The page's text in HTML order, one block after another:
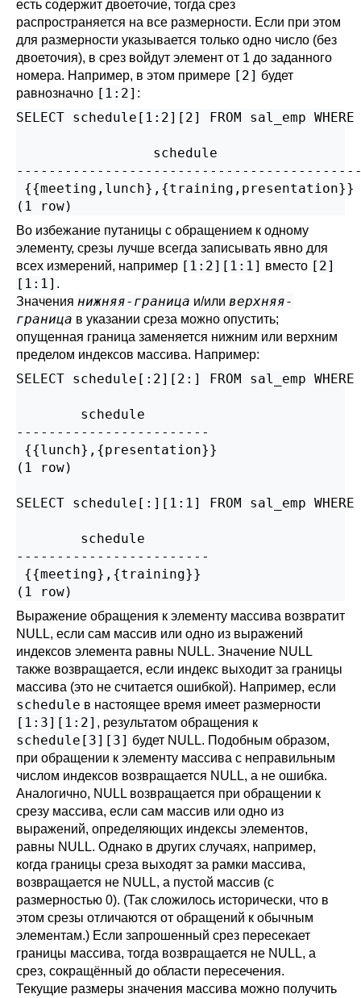
есть содержит двоеточие, тогда срез
распространяется на все размерности. Если при этом
для размерности указывается только одно число (без
двоеточия), в срез войдут элемент от 1 до заданного
номера. Например, в этом примере [2] будет
равнозначно [1:2] :
SELECT schedule[1:2][2] FROM sal_emp
                 schedule
{{meeting,lunch},{training,presentation}}
(1 row)
Во избежание путаницы с обращением к одному
элементу, срезы лучше всегда записывать явно для
всех измерений, например [1:2][1:1] вместо [2]
[1:1] .
Значения нижняя-граница и/или верхняя-
граница в указании среза можно опустить;
опущенная граница заменяется нижним или верхним
пределом индексов массива. Например:
SELECT schedule[:2][2:] FROM sal_emp
        schedule
------------------------
{{lunch},{presentation}}
(1 row)
SELECT schedule[:][1:1] FROM sal_emp
        schedule
------------------------
{{meeting},{training}}
(1 row)
Выражение обращения к элементу массива возвратит
NULL, если сам массив или одно из выражений
индексов элемента равны NULL. Значение NULL
также возвращается, если индекс выходит за границы
массива (это не считается ошибкой). Например, если
schedule в настоящее время имеет размерности
[1:3][1:2] , результатом обращения к
schedule[3][3] будет NULL. Подобным образом,
при обращении к элементу массива с неправильным
числом индексов возвращается NULL, а не ошибка.
Аналогично, NULL возвращается при обращении к
срезу массива, если сам массив или одно из
выражений, определяющих индексы элементов,
равны NULL. Однако в других случаях, например,
когда границы среза выходят за рамки массива,
возвращается не NULL, а пустой массив (с
размерностью 0). (Так сложилось исторически, что в
этом срезы отличаются от обращений к обычным
элементам.) Если запрошенный срез пересекает
границы массива, тогда возвращается не NULL, а
срез, сокращённый до области пересечения.
Текущие размеры значения массива можно получить